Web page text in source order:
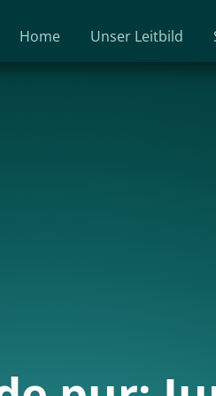
Home Unser Leitbild